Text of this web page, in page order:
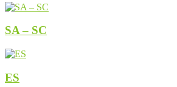
SA – SC
ES